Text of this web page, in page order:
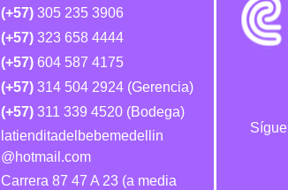
(+57)305 235 3906
(+57)323 658 4444
(+57)604 587 4175
(+57)314 504 2924 (Gerencia)
(+57)311 339 4520 (Bodega)
latienditadelbebemedellin
@hotmail.com
Carrera 87 47 A 23 (a media